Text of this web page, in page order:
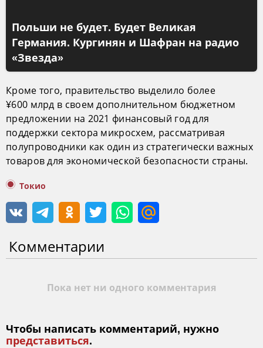
Польши не будет. Будет Великая
Германия. Кургинян и Шафран на радио
«Звезда»
Кроме того, правительство выделило более
¥600 млрд в своем дополнительном бюджетном
предложении на 2021 финансовый год для
поддержки сектора микросхем, рассматривая
полупроводники как один из стратегически важных
товаров для экономической безопасности страны.
Токио
Комментарии
Пока нет ни одного комментария
Чтобы написать комментарий, нужно
представиться.